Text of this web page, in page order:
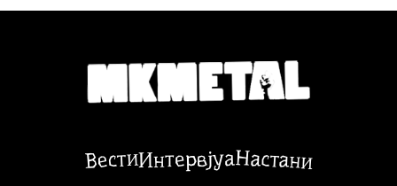
ВестиИнтервјуаНастани